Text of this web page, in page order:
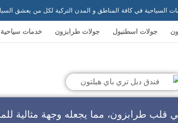
جولات اسطنبول جولات طرابزون خدمات سياحية
طرابزون، مما يجعله وجهة مثالية